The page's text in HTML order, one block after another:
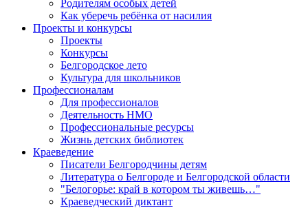
Родителям особых детей
Как уберечь ребёнка от насилия
Проекты и конкурсы
Проекты
Конкурсы
Белгородское лето
Культура для школьников
Профессионалам
Для профессионалов
Деятельность НМО
Профессиональные ресурсы
Жизнь детских библиотек
Краеведение
Писатели Белгородчины детям
Литература о Белгороде и Белгородской области
"Белогорье: край в котором ты живешь…"
Краеведческий диктант